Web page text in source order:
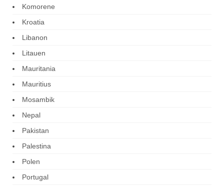
Komorene
Kroatia
Libanon
Litauen
Mauritania
Mauritius
Mosambik
Nepal
Pakistan
Palestina
Polen
Portugal